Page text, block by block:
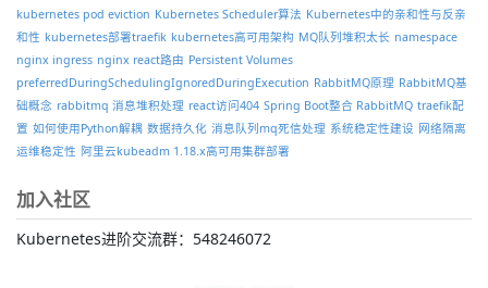
kubernetes pod eviction Kubernetes Scheduler算法 Kubernetes中的亲和性与反亲
和性 kubernetes部署traefik kubernetes高可用架构 MQ队列堆积太长 namespace
nginx ingress nginx react路由 Persistent Volumes
preferredDuringSchedulingIgnoredDuringExecution RabbitMQ原理 RabbitMQ基
础概念 rabbitmq 消息堆积处理 react访问404 Spring Boot整合 RabbitMQ traefik配
置 如何使用Python解耦 数据持久化 消息队列mq死信处理 系统稳定性建设 网络隔离
运维稳定性 阿里云kubeadm 1.18.x高可用集群部署
加入社区
Kubernetes进阶交流群：548246072